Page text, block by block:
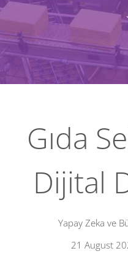
Gıda
Dijital
Yapay Zeka ve
21 August